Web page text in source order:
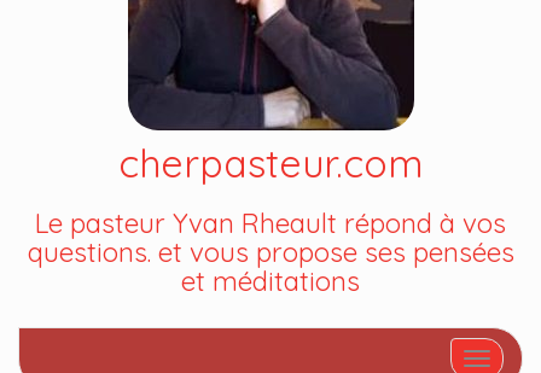
cherpasteur.com
Le pasteur Yvan Rheault répond à vos
questions. et vous propose ses pensées
et méditations
Afficher/